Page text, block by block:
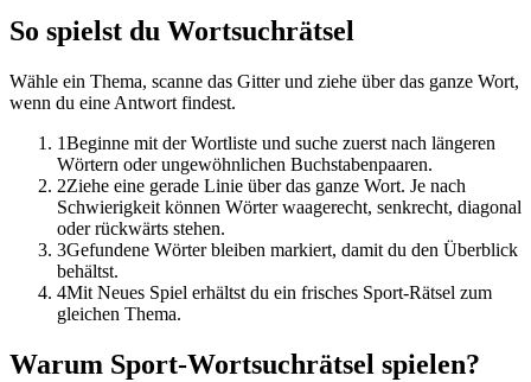
So spielst du Wortsuchrätsel
Wähle ein Thema, scanne das Gitter und ziehe über das ganze Wort,
wenn du eine Antwort findest.
1Beginne mit der Wortliste und suche zuerst nach längeren
Wörtern oder ungewöhnlichen Buchstabenpaaren.
2Ziehe eine gerade Linie über das ganze Wort. Je nach
Schwierigkeit können Wörter waagerecht, senkrecht, diagonal
oder rückwärts stehen.
3Gefundene Wörter bleiben markiert, damit du den Überblick
behältst.
4Mit Neues Spiel erhältst du ein frisches Sport-Rätsel zum
gleichen Thema.
Warum Sport-Wortsuchrätsel spielen?